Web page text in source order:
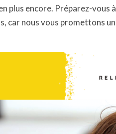
plus encore. Préparez-vous
car nous vous promettons